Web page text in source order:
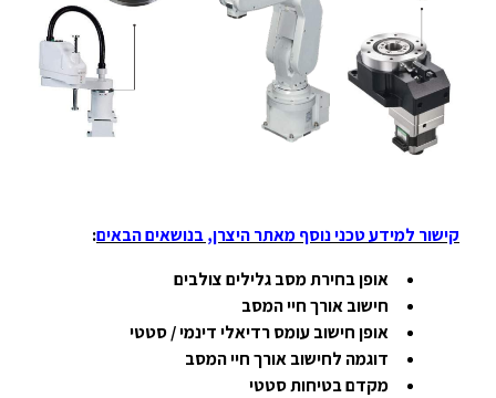
קישור למידע טכני נוסף מאתר היצרן, בנושאים הבאים:
אופן בחירת מסב גלילים צולבים
חישוב אורך חיי המסב
אופן חישוב עומס רדיאלי דינמי / סטטי
דוגמה לחישוב אורך חיי המסב
מקדם בטיחות סטטי